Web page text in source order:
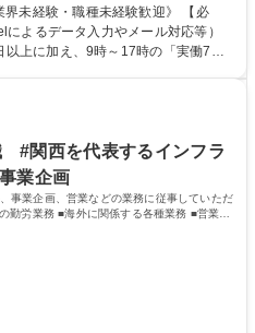
。 【会員管理・データ
、個人情報のシステム登録・更新
合確認 【問い合わせ対応】 ・会員
なめ
未経験・職種未経験歓迎》 【必
よるデータ入力やメール対応等）
#関西を代表するインフラ
業企画
事業企画、営業などの業務に従事していただ
勤労業務 ■海外に関係する各種業務 ■営業部